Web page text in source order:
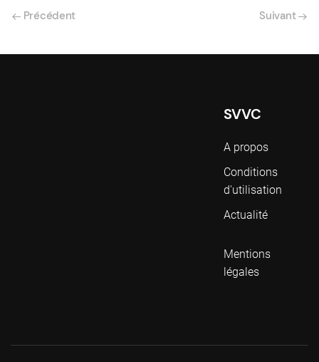
Précédent Suivant
SVVC
A propos
Conditions
d'utilisation
Actualité
Mentions
légales